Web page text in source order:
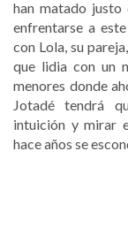
han matado justo
enfrentarse a
con Lola, su
que lidia con un
menores donde
Jotadé tendrá
intuición y mirar
hace años se